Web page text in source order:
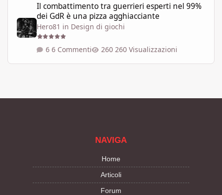
Il combattimento tra guerrieri esperti nel 99%
dei GdR è una pizza agghiacciante
Hero81 in Design di giochi
6 Commenti 260 Visualizzazioni
NAVIGA
Home
Articoli
Forum